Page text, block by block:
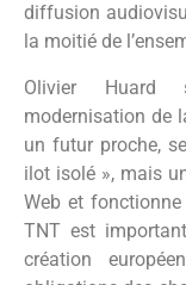
diffusion
la moitié de
Olivier Huard
modernisation de
un futur proche,
ilot isolé », mais
Web et
TNT est
création